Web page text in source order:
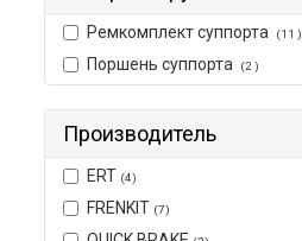
Ремкомплект суппорта (11 )
Поршень суппорта (2 )
Производитель
ERT (4)
FRENKIT (7)